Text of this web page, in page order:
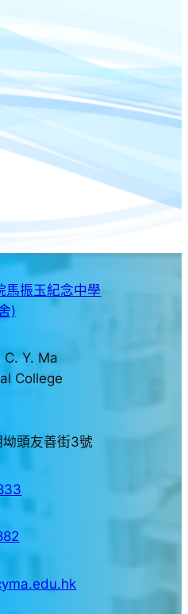
馬振玉紀念中學
)
C. Y. Ma
College
頭友善街3號